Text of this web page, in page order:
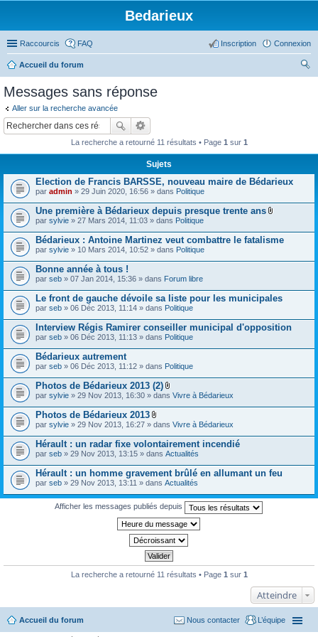
Bedarieux
Raccourcis FAQ Connexion
Inscription
Accueil du forum
Messages sans réponse
Aller sur la recherche avancée
La recherche a retourné 11 résultats • Page 1 sur 1
Sujets
Election de Francis BARSSE, nouveau maire de Bédarieux
par admin » 29 Juin 2020, 16:56 » dans Politique
Une première à Bédarieux depuis presque trente ans
è
c
s
n
t
s
par sylvie » 27 Mars 2014, 11:03 » dans Politique
Bédarieux : Antoine Martinez veut combattre le fatalisme
par sylvie » 10 Mars 2014, 10:52 » dans Politique
Bonne année à tous !
par seb » 07 Jan 2014, 15:36 » dans Forum libre
Le front de gauche dévoile sa liste pour les municipales
par seb » 06 Déc 2013, 11:14 » dans Politique
Interview Régis Ramirer conseiller municipal d'opposition
par seb » 06 Déc 2013, 11:13 » dans Politique
Bédarieux autrement
par seb » 06 Déc 2013, 11:12 » dans Politique
Photos de Bédarieux 2013 (2)
P
è
e
s
j
o
n
t
e
s
par sylvie » 29 Nov 2013, 16:30 » dans Vivre à Bédarieux
Photos de Bédarieux 2013
P
è
c
e
s
j
o
n
e
s
par sylvie » 29 Nov 2013, 16:27 » dans Vivre à Bédarieux
Hérault : un radar fixe volontairement incendié
par seb » 29 Nov 2013, 13:15 » dans Actualités
Hérault : un homme gravement brûlé en allumant un feu
par seb » 29 Nov 2013, 13:11 » dans Actualités
Afficher les messages publiés depuis
La recherche a retourné 11 résultats • Page 1 sur 1
Atteindre
Accueil du forum L’équipe
Nous contacter